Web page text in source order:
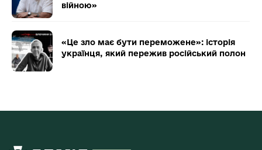
війною»
«Це зло має бути переможене»: історія
українця, який пережив російський полон